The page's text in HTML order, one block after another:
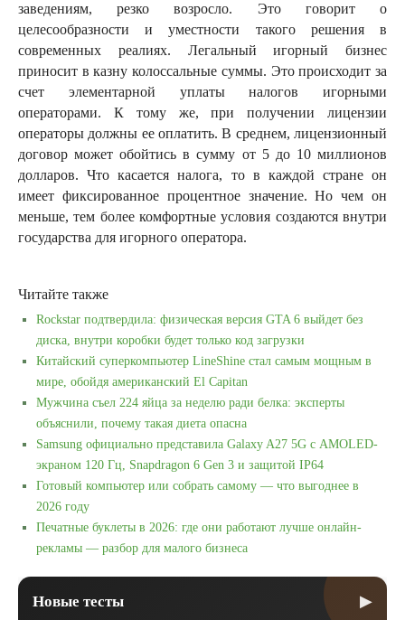
заведениям, резко возросло. Это говорит о
целесообразности и уместности такого решения в
современных реалиях. Легальный игорный бизнес
приносит в казну колоссальные суммы. Это происходит за
счет элементарной уплаты налогов игорными
операторами. К тому же, при получении лицензии
операторы должны ее оплатить. В среднем, лицензионный
договор может обойтись в сумму от 5 до 10 миллионов
долларов. Что касается налога, то в каждой стране он
имеет фиксированное процентное значение. Но чем он
меньше, тем более комфортные условия создаются внутри
государства для игорного оператора.
Читайте также
Rockstar подтвердила: физическая версия GTA 6 выйдет без
диска, внутри коробки будет только код загрузки
Китайский суперкомпьютер LineShine стал самым мощным в
мире, обойдя американский El Capitan
Мужчина съел 224 яйца за неделю ради белка: эксперты
объяснили, почему такая диета опасна
Samsung официально представила Galaxy A27 5G с AMOLED-
экраном 120 Гц, Snapdragon 6 Gen 3 и защитой IP64
Готовый компьютер или собрать самому — что выгоднее в
2026 году
Печатные буклеты в 2026: где они работают лучше онлайн-
рекламы — разбор для малого бизнеса
Новые тесты ▶